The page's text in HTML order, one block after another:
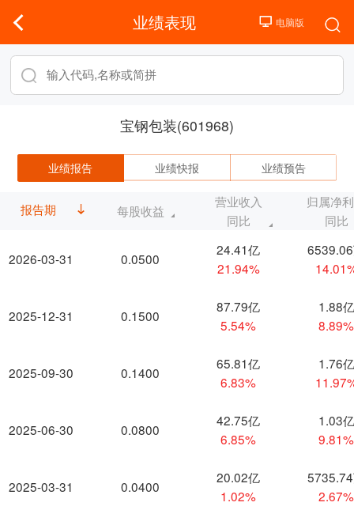
业绩表现
宝钢包装(601968)
业绩报告 业绩快报 业绩预告
报告期
2026-03-31
2025-12-31
2025-09-30
2025-06-30
2025-03-31
每股收益
营业收入
同比
归属净
同比
0.0500
24.41亿
21.94%
0.1500
87.79亿
5.54%
1.88亿
8.89%
0.1400
65.81亿
6.83%
1.76亿
0.0800
42.75亿
6.85%
1.03亿
9.81%
0.0400
20.02亿
1.02%
2.67%